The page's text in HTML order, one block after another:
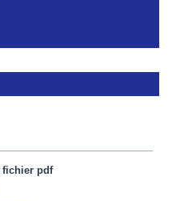
fichier pdf